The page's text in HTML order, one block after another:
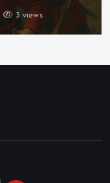
4 views